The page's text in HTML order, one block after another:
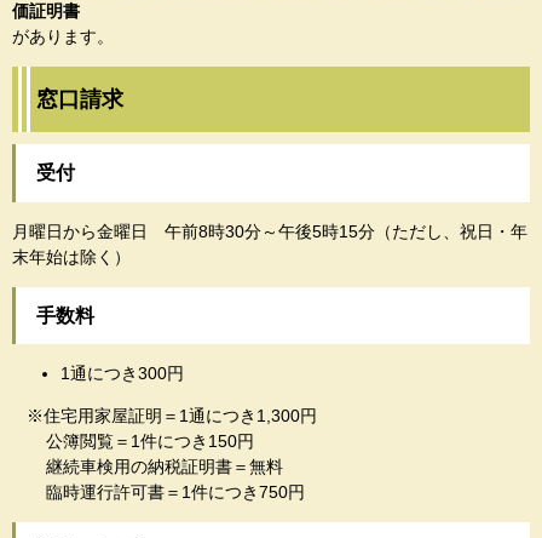
価証明書
があります。
窓口請求
受付
月曜日から金曜日 午前8時30分～午後5時15分（ただし、祝日・年
末年始は除く）
手数料
1通につき300円
※住宅用家屋証明＝1通につき1,300円
公簿閲覧＝1件につき150円
継続車検用の納税証明書＝無料
臨時運行許可書＝1件につき750円